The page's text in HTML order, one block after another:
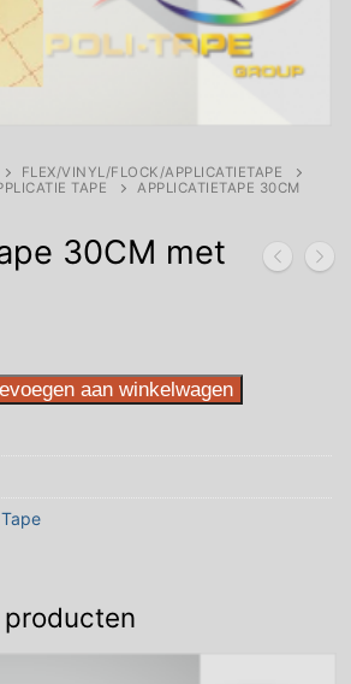
FLEX/VINYL/FLOCK/APPLICATIETAPE
TAPE
APPLICATIETAPE 30CM
30CM met
aan winkelwagen